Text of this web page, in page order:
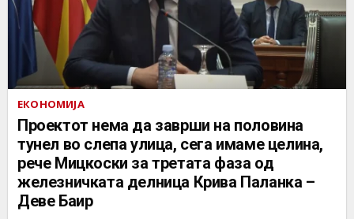
ЕКОНОМИЈА
Проектот нема да заврши на половина
тунел во слепа улица, сега имаме целина,
рече Мицкоски за третата фаза од
железничката делница Крива Паланка –
Деве Баир